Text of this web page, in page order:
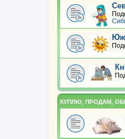
КУПЛЮ, ПРОДАМ,